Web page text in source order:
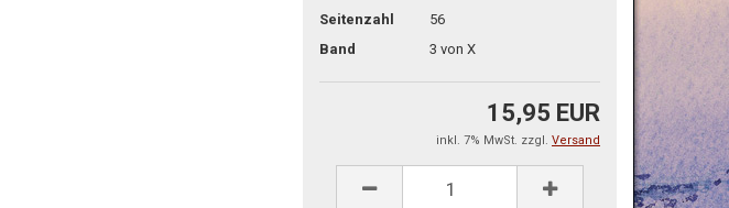
Seitenzahl
56
Band
3 von X
15,95 EUR
inkl. 7% MwSt. zzgl. Versand